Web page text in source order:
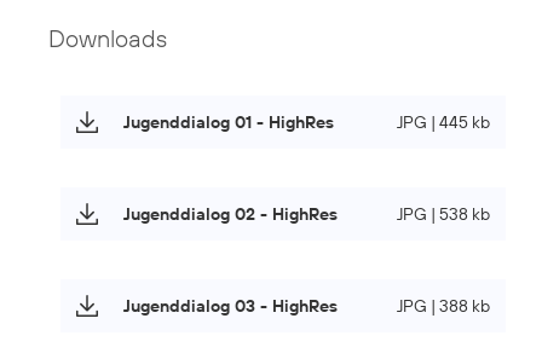
Downloads
Jugenddialog 01 - HighRes JPG | 445 kb
Jugenddialog 02 - HighRes JPG | 538 kb
Jugenddialog 03 - HighRes JPG | 388 kb